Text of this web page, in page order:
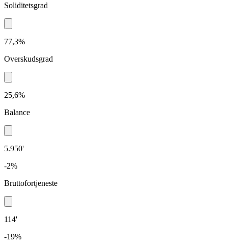
Soliditetsgrad
77,3%
Overskudsgrad
25,6%
Balance
5.950'
-2%
Bruttofortjeneste
114'
-19%